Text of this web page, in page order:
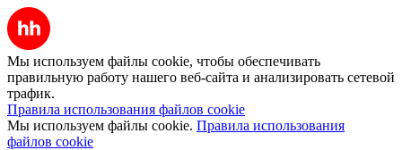
Мы используем файлы cookie, чтобы обеспечивать
правильную работу нашего веб-сайта и анализировать сетевой
трафик.
Правила использования файлов cookie
Мы используем файлы cookie. Правила использования
файлов cookie